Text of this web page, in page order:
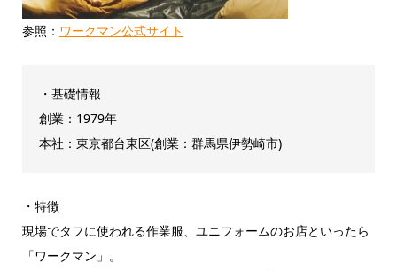
参照： ワークマン公式サイト
・基礎情報
創業：1979年
本社：東京都台東区(創業：群馬県伊勢崎市)
・特徴
現場でタフに使われる作業服、ユニフォームのお店といったら
「ワークマン」。